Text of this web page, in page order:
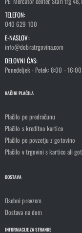
TELEFON:
040 629 100
E-NASLOV:
info@dobratrgovina.com
DELOVNI ČAS:
Ponedeljek - Petek: 8:00 - 16:00
NAČINI PLAČILA
Plačilo po predračunu
Plačilo s kreditno kartico
Plačilo po povzetju z gotovino
Plačilo v trgovini s kartico ali
DOSTAVA
Osebni prevzem
Dostava na dom
INFORMACIJE ZA STRANKE